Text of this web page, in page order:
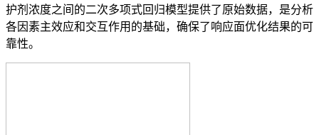
护剂浓度之间的二次多项式回归模型提供了原始数据，是分析
各因素主效应和交互作用的基础，确保了响应面优化结果的可
靠性。